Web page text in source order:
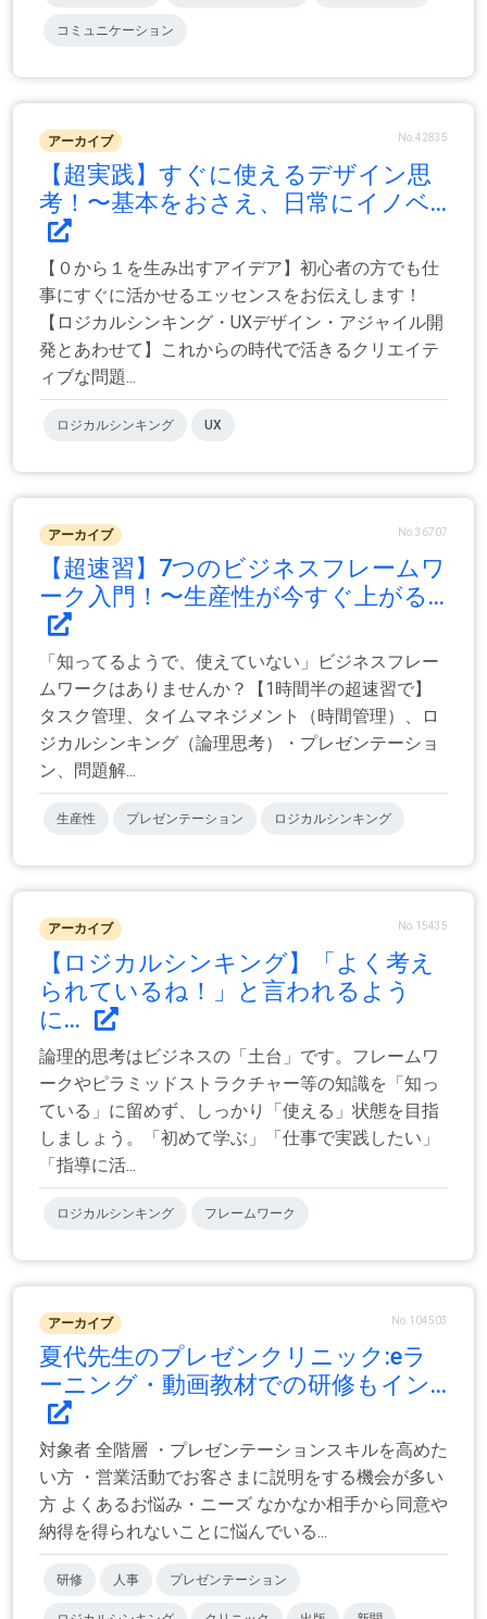
コミュニケーション
アーカイブ No.42835
【超実践】すぐに使えるデザイン思
考！〜基本をおさえ、日常にイノベ...
【０から１を生み出すアイデア】初心者の方でも仕
事にすぐに活かせるエッセンスをお伝えします！
【ロジカルシンキング・UXデザイン・アジャイル開
発とあわせて】これからの時代で活きるクリエイテ
ィブな問題...
ロジカルシンキング UX
アーカイブ No.36707
【超速習】7つのビジネスフレームワ
ーク入門！〜生産性が今すぐ上がる...
「知ってるようで、使えていない」ビジネスフレー
ムワークはありませんか？【1時間半の超速習で】
タスク管理、タイムマネジメント（時間管理）、ロ
ジカルシンキング（論理思考）・プレゼンテーショ
ン、問題解...
生産性 プレゼンテーション ロジカルシンキング
アーカイブ No.15435
【ロジカルシンキング】「よく考え
られているね！」と言われるよう
に...
論理的思考はビジネスの「土台」です。フレームワ
ークやピラミッドストラクチャー等の知識を「知っ
ている」に留めず、しっかり「使える」状態を目指
しましょう。「初めて学ぶ」「仕事で実践したい」
「指導に活...
ロジカルシンキング フレームワーク
アーカイブ No.104503
夏代先生のプレゼンクリニック:eラ
ーニング・動画教材での研修もイン...
対象者 全階層 ・プレゼンテーションスキルを高めた
い方 ・営業活動でお客さまに説明をする機会が多い
方 よくあるお悩み・ニーズ なかなか相手から同意や
納得を得られないことに悩んでいる...
研修 人事 プレゼンテーション